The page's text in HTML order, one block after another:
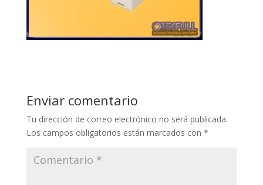
Enviar comentario
Tu dirección de correo electrónico no será publicada.
Los campos obligatorios están marcados con *